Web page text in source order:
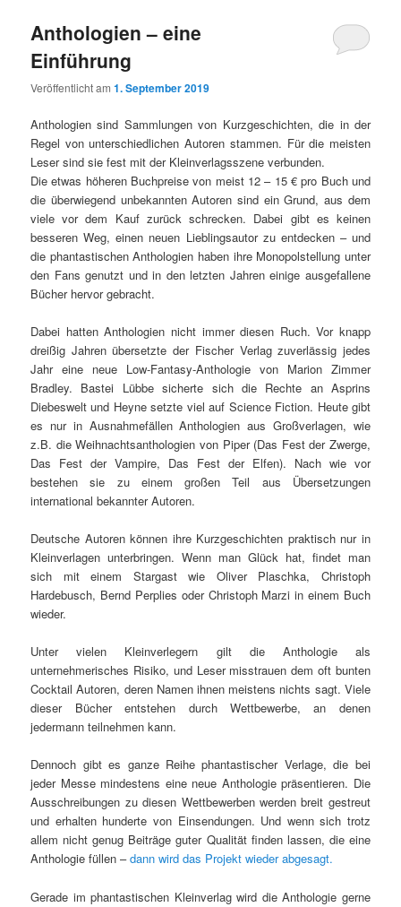
Anthologien – eine
Einführung
Veröffentlicht am1. September 2019
Anthologien sind Sammlungen von Kurzgeschichten, die in der
Regel von unterschiedlichen Autoren stammen. Für die meisten
Leser sind sie fest mit der Kleinverlagsszene verbunden.
Die etwas höheren Buchpreise von meist 12 – 15 € pro Buch und
die überwiegend unbekannten Autoren sind ein Grund, aus dem
viele vor dem Kauf zurück schrecken. Dabei gibt es keinen
besseren Weg, einen neuen Lieblingsautor zu entdecken – und
die phantastischen Anthologien haben ihre Monopolstellung unter
den Fans genutzt und in den letzten Jahren einige ausgefallene
Bücher hervor gebracht.
Dabei hatten Anthologien nicht immer diesen Ruch. Vor knapp
dreißig Jahren übersetzte der Fischer Verlag zuverlässig jedes
Jahr eine neue Low-Fantasy-Anthologie von Marion Zimmer
Bradley. Bastei Lübbe sicherte sich die Rechte an Asprins
Diebeswelt und Heyne setzte viel auf Science Fiction. Heute gibt
es nur in Ausnahmefällen Anthologien aus Großverlagen, wie
z.B. die Weihnachtsanthologien von Piper (Das Fest der Zwerge,
Das Fest der Vampire, Das Fest der Elfen). Nach wie vor
bestehen sie zu einem großen Teil aus Übersetzungen
international bekannter Autoren.
Deutsche Autoren können ihre Kurzgeschichten praktisch nur in
Kleinverlagen unterbringen. Wenn man Glück hat, findet man
sich mit einem Stargast wie Oliver Plaschka, Christoph
Hardebusch, Bernd Perplies oder Christoph Marzi in einem Buch
wieder.
Unter vielen Kleinverlegern gilt die Anthologie als
unternehmerisches Risiko, und Leser misstrauen dem oft bunten
Cocktail Autoren, deren Namen ihnen meistens nichts sagt. Viele
dieser Bücher entstehen durch Wettbewerbe, an denen
jedermann teilnehmen kann.
Dennoch gibt es ganze Reihe phantastischer Verlage, die bei
jeder Messe mindestens eine neue Anthologie präsentieren. Die
Ausschreibungen zu diesen Wettbewerben werden breit gestreut
und erhalten hunderte von Einsendungen. Und wenn sich trotz
allem nicht genug Beiträge guter Qualität finden lassen, die eine
Anthologie füllen –dann wird das Projekt wieder abgesagt.
Gerade im phantastischen Kleinverlag wird die Anthologie gerne